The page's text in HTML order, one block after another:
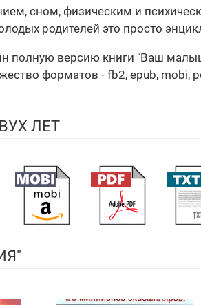
сном, физическим и
родителей это просто
полную версию книги "Ваш
форматов - fb2, epub, mobi,
ЛЕТ